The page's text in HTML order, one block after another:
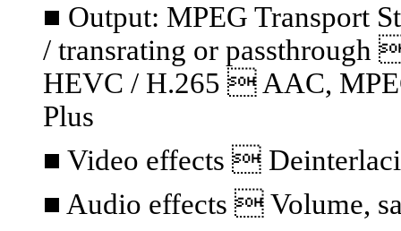
■ Output: MPEG Transport
/ transrating or
HEVC / H.265  AAC,
Plus
■ Video effects 
■ Audio effects  Volume,